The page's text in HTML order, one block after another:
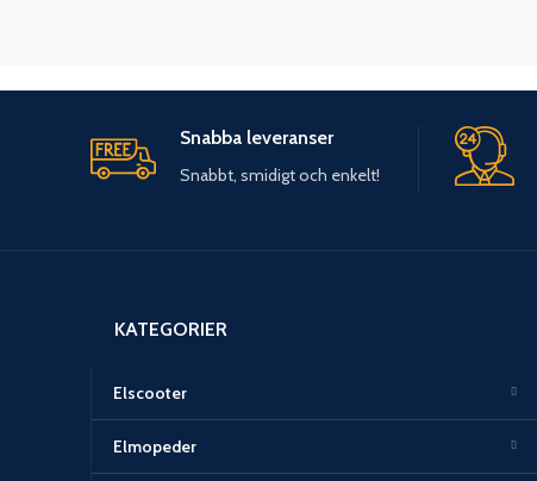
Snabba leveranser
Snabbt, smidigt och enkelt!
KATEGORIER
Elscooter
Elmopeder